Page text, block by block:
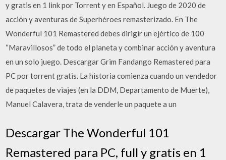
y gratis en 1 link por Torrent y en Español. Juego de 2020 de
acción y aventuras de Superhéroes remasterizado. En The
Wonderful 101 Remastered debes dirigir un ejértico de 100
“Maravillosos” de todo el planeta y combinar acción y aventura
en un solo juego. Descargar Grim Fandango Remastered para
PC por torrent gratis. La historia comienza cuando un vendedor
de paquetes de viajes (en la DDM, Departamento de Muerte),
Manuel Calavera, trata de venderle un paquete a un
Descargar The Wonderful 101
Remastered para PC, full y gratis en 1